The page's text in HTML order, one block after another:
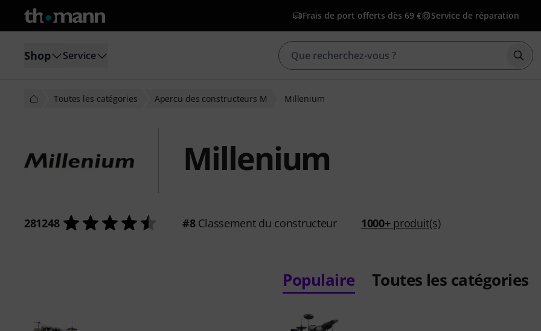
Frais de port offerts dès 69 € Service de réparation
Shop Service
Toutes les catégories Apercu des constructeurs M Millenium
Millenium
281248 #8Classement du constructeur 1000+produit(s)
Populaire Toutes les catégories